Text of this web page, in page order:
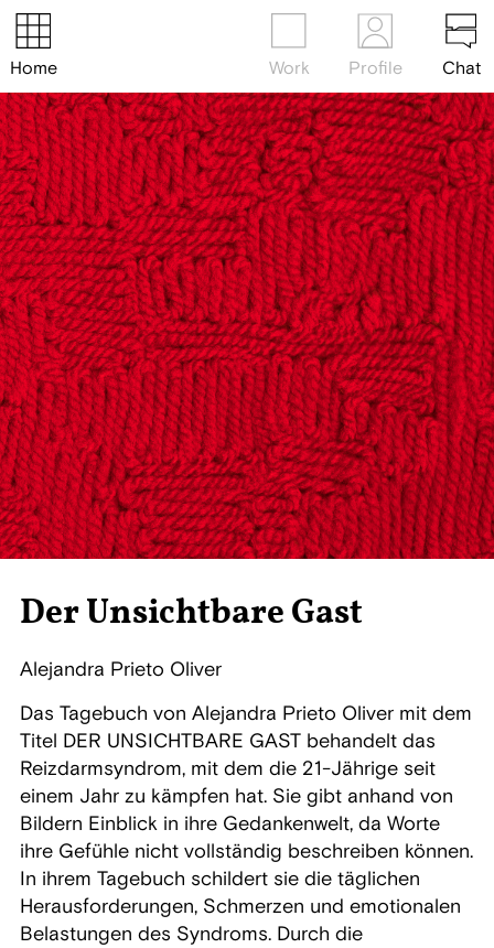
Home Work Profile Chat
Der Unsichtbare Gast
Alejandra Prieto Oliver
Das Tagebuch von Alejandra Prieto Oliver mit dem
Titel DER UNSICHTBARE GAST behandelt das
Reizdarmsyndrom, mit dem die 21-Jährige seit
einem Jahr zu kämpfen hat. Sie gibt anhand von
Bildern Einblick in ihre Gedankenwelt, da Worte
ihre Gefühle nicht vollständig beschreiben können.
In ihrem Tagebuch schildert sie die täglichen
Herausforderungen, Schmerzen und emotionalen
Belastungen des Syndroms. Durch die